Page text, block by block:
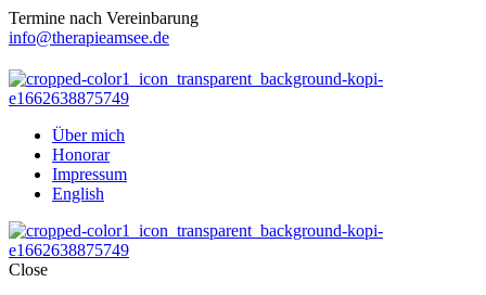
Termine nach Vereinbarung
info@therapieamsee.de
Über mich
Honorar
Impressum
English
Close